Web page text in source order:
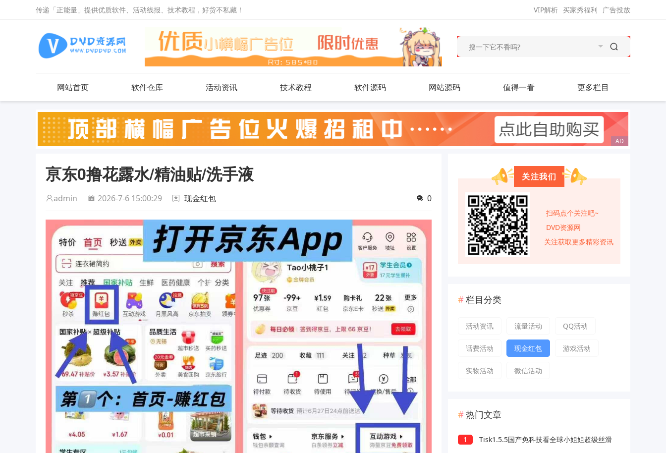
传递「正能量」提供优质软件、活动线报、技术教程，好货不私藏！ 广告投放
买家秀福利
VIP解析
网站首页 软件仓库 活动资讯 技术教程 软件源码 网站源码 值得一看 更多栏目
亰东0撸花露水/精油贴/洗手液
admin 2026-7-6 15:00:29 现金红包 0
关注我们
扫码点个关注吧~
DVD资源网
关注获取更多精彩资讯
栏目分类
活动资讯 流量活动 QQ活动
话费活动 现金红包 游戏活动
实物活动 微信活动
热门文章
1 Tisk1.5.5国产免科技看全球小姐姐超级丝滑